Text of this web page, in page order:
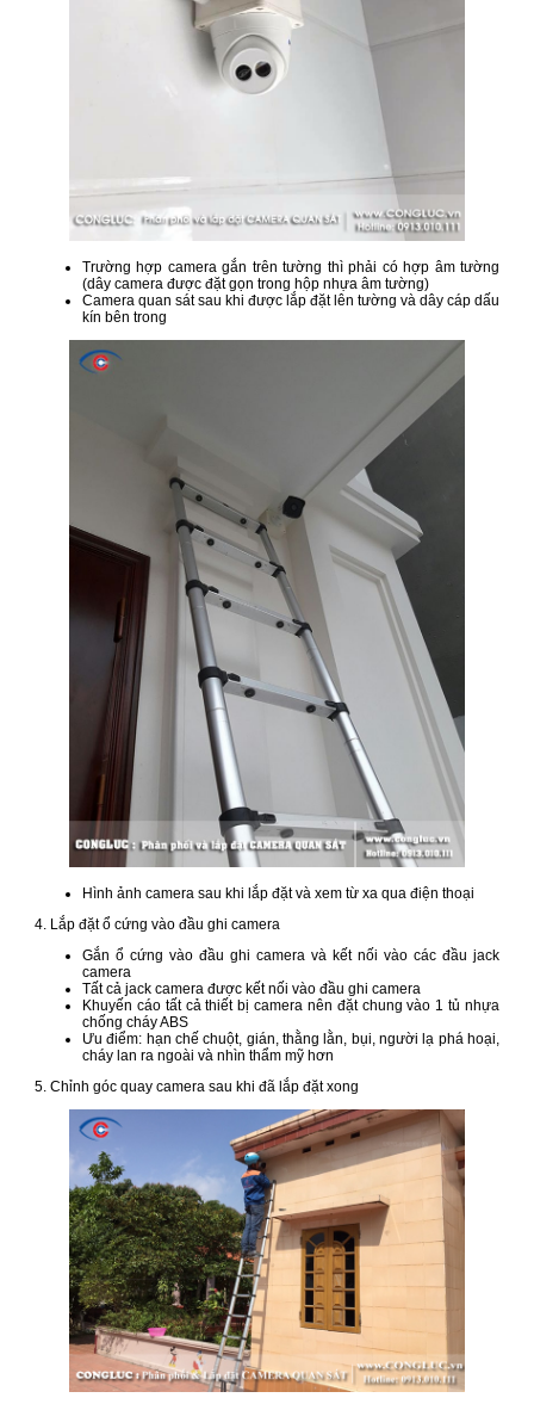
Trường hợp camera gắn trên tường thì phải có hợp âm tường
(dây camera được đặt gọn trong hộp nhựa âm tường)
Camera quan sát sau khi được lắp đặt lên tường và dây cáp dấu
kín bên trong
Hình ảnh camera sau khi lắp đặt và xem từ xa qua điện thoại
4. Lắp đặt ổ cứng vào đầu ghi camera
Gắn ổ cứng vào đầu ghi camera và kết nối vào các đầu jack
camera
Tất cả jack camera được kết nối vào đầu ghi camera
Khuyến cáo tất cả thiết bị camera nên đặt chung vào 1 tủ nhựa
chống cháy ABS
Ưu điểm: hạn chế chuột, gián, thằng lằn, bụi, người lạ phá hoại,
cháy lan ra ngoài và nhìn thẩm mỹ hơn
5. Chỉnh góc quay camera sau khi đã lắp đặt xong